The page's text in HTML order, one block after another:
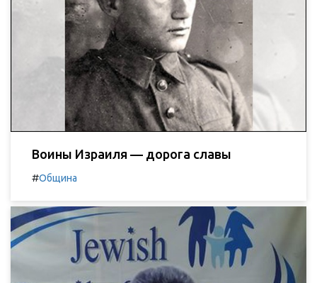
Воины Израиля — дорога славы
#Община